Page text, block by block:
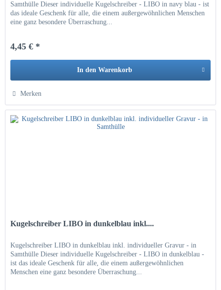
Samthülle Dieser individuelle Kugelschreiber - LIBO in navy blau - ist
das ideale Geschenk für alle, die einem außergewöhnlichen Menschen
eine ganz besondere Überraschung...
4,45 € *
In den Warenkorb
Merken
Kugelschreiber LIBO in dunkelblau inkl....
Kugelschreiber LIBO in dunkelblau inkl. individueller Gravur - in
Samthülle Dieser individuelle Kugelschreiber - LIBO in dunkelblau -
ist das ideale Geschenk für alle, die einem außergewöhnlichen
Menschen eine ganz besondere Überraschung...